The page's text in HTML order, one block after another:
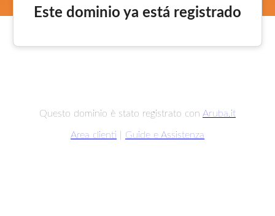
Este dominio ya está registrado
Questo dominio è stato registrato con Aruba.it
Area clienti Guide e Assistenza